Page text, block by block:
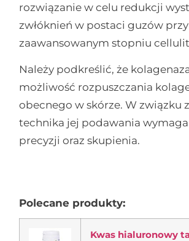
rozwiązanie w celu redukcji
zwłóknień w postaci guzów przy
zaawansowanym stopniu
Należy podkreślić, że
możliwość rozpuszczania
obecnego w skórze. W związku
technika jej podawania
precyzji oraz skupienia.
Polecane produkty:
Kwas hialuronowy